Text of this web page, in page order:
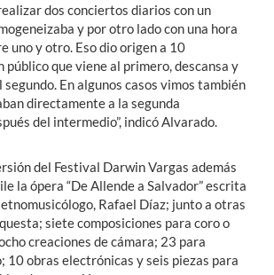
dos conciertos diarios con un
y por otro lado con una hora
uno y otro. Eso dio origen a 10
público que viene al primero, descansa y
segundo. En algunos casos vimos también
directamente a la segunda
del intermedio”, indicó Alvarado.
del Festival Darwin Vargas además
la ópera “De Allende a Salvador” escrita
Rafael Díaz; junto a otras
siete composiciones para coro o
creaciones de cámara; 23 para
10 obras electrónicas y seis piezas para